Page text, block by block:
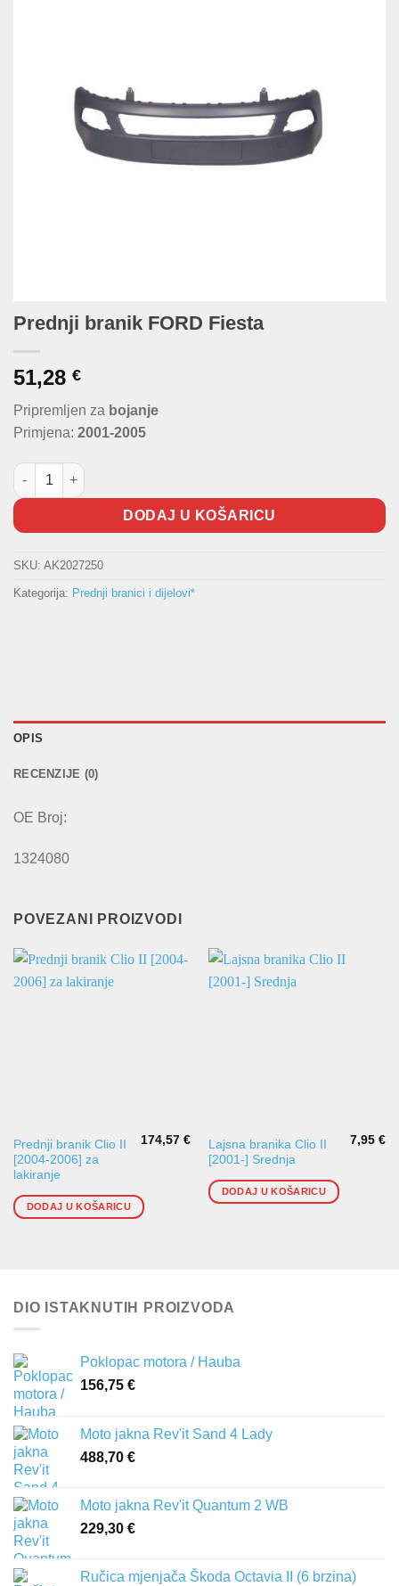
Prednji branik FORD Fiesta
51,28 €
Pripremljen za bojanje
Primjena: 2001-2005
Prednji branik FORD Fiesta količina
DODAJ U KOŠARICU
SKU: AK2027250
Kategorija: Prednji branici i dijelovi*
OPIS
RECENZIJE (0)
OE Broj:
1324080
POVEZANI PROIZVODI
Prednji branik Clio II
[2004-2006] za
lakiranje
174,57€
DODAJ U KOŠARICU
Lajsna branika Clio II
[2001-] Srednja
7,95€
DODAJ U KOŠARICU
DIO ISTAKNUTIH PROIZVODA
Poklopac motora / Hauba
156,75 €
Moto jakna Rev'it Sand 4 Lady
488,70 €
Moto jakna Rev'it Quantum 2 WB
229,30 €
Ručica mjenjača Škoda Octavia II (6 brzina)